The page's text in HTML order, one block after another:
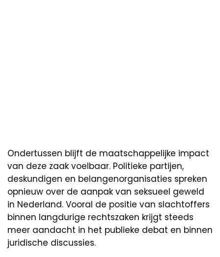
Ondertussen blijft de maatschappelijke impact
van deze zaak voelbaar. Politieke partijen,
deskundigen en belangenorganisaties spreken
opnieuw over de aanpak van seksueel geweld
in Nederland. Vooral de positie van slachtoffers
binnen langdurige rechtszaken krijgt steeds
meer aandacht in het publieke debat en binnen
juridische discussies.